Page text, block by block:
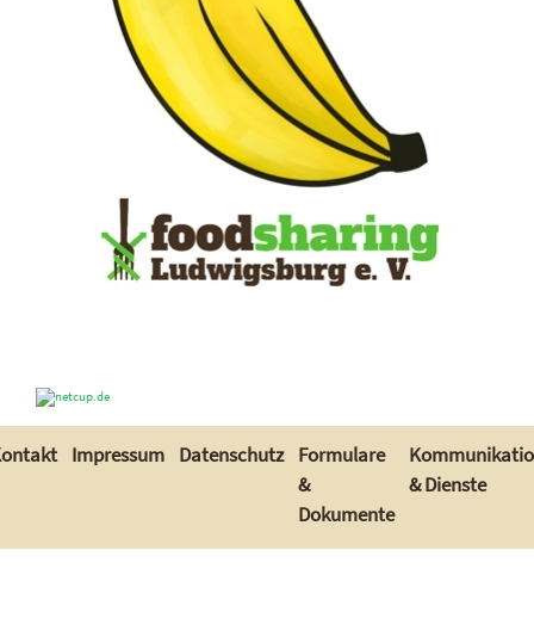
Impressum Datenschutz Formulare
&
Dokumente
& Dienste